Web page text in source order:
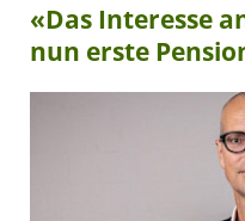
«Das Interesse
nun erste